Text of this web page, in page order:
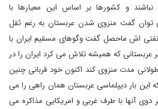
نباشند و کشورها بر اساس این معیارها با
توان گفت منزوی شدن عربستان به رغم ثقل
اش ماحصل گفت وگوهای مسقیم ایران با
عربستانی که همیشه تلاش می کرد ایران را در
مدت منزوی کند اکنون خود قربانی چنین
بار دیپلماسی عربستان همان راهی را می
دوی آنها با طرف غربی و امریکایی مذاکره می